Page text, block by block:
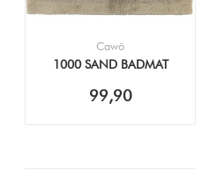
Cawö
1000 SAND BADMAT
99,90